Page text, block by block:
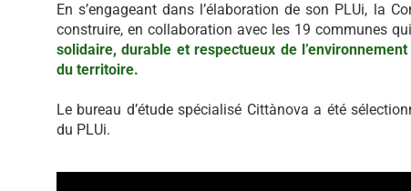
En s’engageant dans l’élaboration de son PLUi, la
construire, en collaboration avec les 19 communes
solidaire, durable et respectueux de
du territoire.
Le bureau d’étude spécialisé Cittànova a été
du PLUi.